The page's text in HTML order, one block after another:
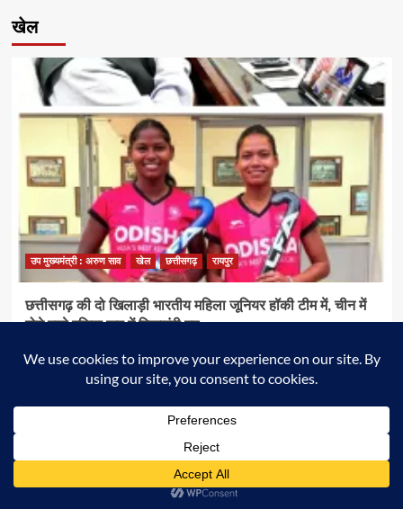
श्री
राजेश
अग्रवाल
ने
जनदर्शन
आमजन
की
समस्याएं
खेल
उप मुख्यमंत्री : अरुण साव खेल छत्तीसगढ़ रायपुर
छत्तीसगढ़ की दो खिलाड़ी भारतीय महिला जूनियर हॉकी टीम में, चीन में
होने वाले एशिया कप में दिखाएंगी दम
राष्ट्रीय टीम में चुनी गईं कांसाबेल की मधु सिदार और बोड़ला की गीता यादव खेलो
इंडिया एक्सीलेंस सेंटर, बिलासपुर में ले रहीं प्रशिक्षण उप मुख्यमंत्री...
की